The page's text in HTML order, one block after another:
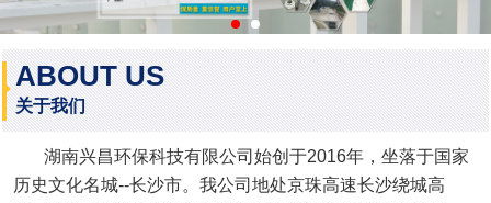
ABOUT US
关于我们
湖南兴昌环保科技有限公司始创于2016年，坐落于国家
历史文化名城--长沙市。我公司地处京珠高速长沙绕城高